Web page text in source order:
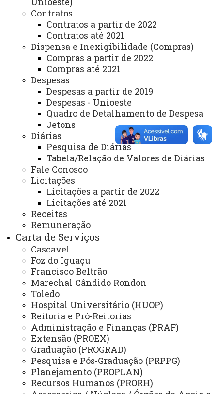
Contratos
Contratos a partir de 2022
Contratos até 2021
Dispensa e Inexigibilidade (Compras)
Compras a partir de 2022
Compras até 2021
Despesas
Despesas a partir de 2019
Despesas - Unioeste
Quadro de Detalhamento de Despesa
Jetons
Diárias
Pesquisa de Diárias
Tabela/Relação de Valores de Diárias
Fale Conosco
Licitações
Licitações a partir de 2022
Licitações até 2021
Receitas
Remuneração
Carta de Serviços
Cascavel
Foz do Iguaçu
Francisco Beltrão
Marechal Cândido Rondon
Toledo
Hospital Universitário (HUOP)
Reitoria e Pró-Reitorias
Administração e Finanças (PRAF)
Extensão (PROEX)
Graduação (PROGRAD)
Pesquisa e Pós-Graduação (PRPPG)
Planejamento (PROPLAN)
Recursos Humanos (PRORH)
Arquivo Virtual
Identidade Visual
Mapa do Site
Ouvidoria
Portal Office 365
Telefones
Webmail
REITORIA
Secretaria Geral
Gabinete Reitoria
Secretaria dos Conselhos Superiores
PRÓ-REITORIAS
Administração e Finanças
Extensão
Graduação
Pesquisa/Pós Graduação
Recursos Humanos
Planejamento